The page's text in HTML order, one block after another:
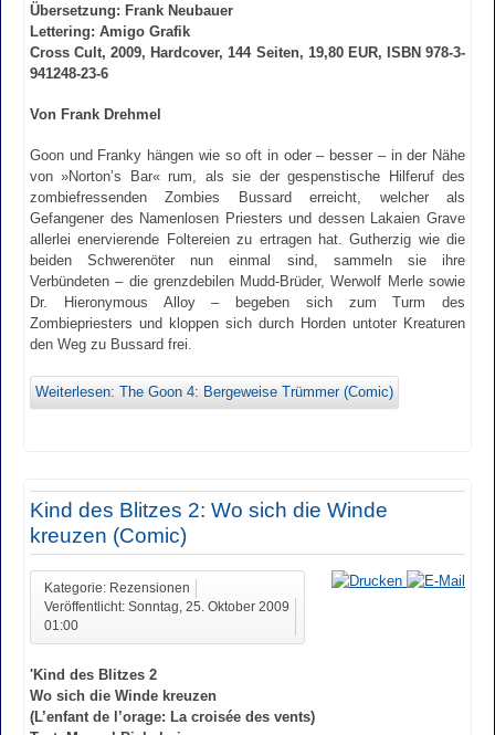
Übersetzung: Frank Neubauer
Lettering: Amigo Grafik
Cross Cult, 2009, Hardcover, 144 Seiten, 19,80 EUR, ISBN 978-3-
941248-23-6
Von Frank Drehmel
Goon und Franky hängen wie so oft in oder – besser – in der Nähe
von »Norton’s Bar« rum, als sie der gespenstische Hilferuf des
zombiefressenden Zombies Bussard erreicht, welcher als
Gefangener des Namenlosen Priesters und dessen Lakaien Grave
allerlei enervierende Foltereien zu ertragen hat. Gutherzig wie die
beiden Schwerenöter nun einmal sind, sammeln sie ihre
Verbündeten – die grenzdebilen Mudd-Brüder, Werwolf Merle sowie
Dr. Hieronymous Alloy – begeben sich zum Turm des
Zombiepriesters und kloppen sich durch Horden untoter Kreaturen
den Weg zu Bussard frei.
Weiterlesen: The Goon 4: Bergeweise Trümmer (Comic)
Kind des Blitzes 2: Wo sich die Winde
kreuzen (Comic)
Kategorie: Rezensionen
Veröffentlicht: Sonntag, 25. Oktober 2009
01:00
'Kind des Blitzes 2
Wo sich die Winde kreuzen
(L’enfant de l’orage: La croisée des vents)